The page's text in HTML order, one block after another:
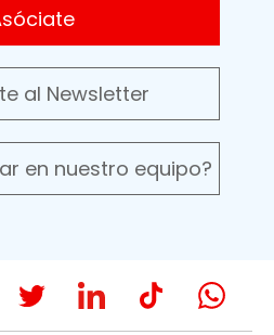
al Newsletter
en nuestro equipo?